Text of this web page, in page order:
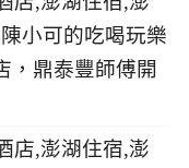
，鼎泰豐師傅開